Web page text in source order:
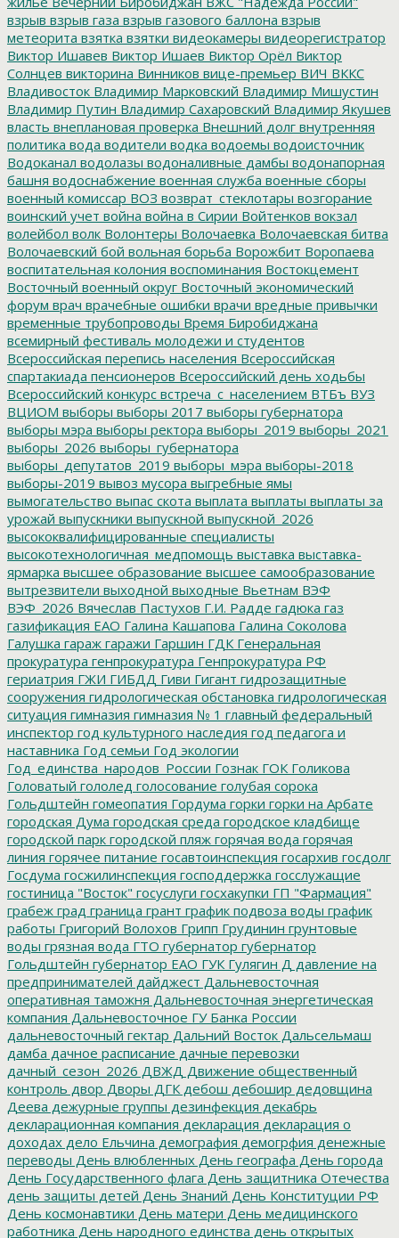
взрыв взрыв газа взрыв газового баллона взрыв
метеорита взятка взятки видеокамеры видеорегистратор
Виктор Ишавев Виктор Ишаев Виктор Орёл Виктор
Солнцев викторина Винников вице-премьер ВИЧ ВККС
Владивосток Владимир Марковский Владимир Мишустин
Владимир Путин Владимир Сахаровский Владимир Якушев
власть внеплановая проверка Внешний долг внутренняя
политика вода водители водка водоемы водоисточник
Водоканал водолазы водоналивные дамбы водонапорная
башня водоснабжение военная служба военные сборы
военный комиссар ВОЗ возврат_стеклотары возгорание
воинский учет война война в Сирии Войтенков вокзал
волейбол волк Волонтеры Волочаевка Волочаевская битва
Волочаевский бой вольная борьба Ворожбит Воропаева
воспитательная колония воспоминания Востокцемент
Восточный военный округ Восточный экономический
форум врач врачебные ошибки врачи вредные привычки
временные трубопроводы Время Биробиджана
всемирный фестиваль молодежи и студентов
Всероссийская перепись населения Всероссийская
спартакиада пенсионеров Всероссийский день ходьбы
Всероссийский конкурс встреча_с_населением ВТБъ ВУЗ
ВЦИОМ выборы выборы 2017 выборы губернатора
выборы мэра выборы ректора выборы_2019 выборы_2021
выборы_2026 выборы_губернатора
выборы_депутатов_2019 выборы_мэра выборы-2018
выборы-2019 вывоз мусора выгребные ямы
вымогательство выпас скота выплата выплаты выплаты за
урожай выпускники выпускной выпускной_2026
высококвалифицированные специалисты
высокотехнологичная_медпомощь выставка выставка-
ярмарка высшее образование высшее самообразование
вытрезвители выходной выходные Вьетнам ВЭФ
ВЭФ_2026 Вячеслав Пастухов Г.И. Радде гадюка газ
газификация ЕАО Галина Кашапова Галина Соколова
Галушка гараж гаражи Гаршин ГДК Генеральная
прокуратура генпрокуратура Генпрокуратура РФ
гериатрия ГЖИ ГИБДД Гиви Гигант гидрозащитные
сооружения гидрологическая обстановка гидрологическая
ситуация гимназия гимназия № 1 главный федеральный
инспектор год культурного наследия год педагога и
наставника Год семьи Год экологии
Год_единства_народов_России Гознак ГОК Голикова
Головатый гололед голосование голубая сорока
Гольдштейн гомеопатия Гордума горки горки на Арбате
городская Дума городская среда городское кладбище
городской парк городской пляж горячая вода горячая
линия горячее питание госавтоинспекция госархив госдолг
Госдума госжилинспекция господдержка госслужащие
гостиница "Восток" госуслуги госхакупки ГП "Фармация"
грабеж град граница грант график подвоза воды график
работы Григорий Волохов Грипп Грудинин грунтовые
воды грязная вода ГТО губернатор губернатор
Гольдштейн губернатор ЕАО ГУК Гулягин Д давление на
предпринимателей дайджест Дальневосточная
оперативная таможня Дальневосточная энергетическая
компания Дальневосточное ГУ Банка России
дальневосточный гектар Дальний Восток Дальсельмаш
дамба дачное расписание дачные перевозки
дачный_сезон_2026 ДВЖД Движение общественный
контроль двор Дворы ДГК дебош дебошир дедовщина
Деева дежурные группы дезинфекция декабрь
декларационная компания декларация декларация о
доходах дело Ельчина демография демогрфия денежные
переводы День влюбленных День географа День города
День Государственного флага День защитника Отечества
день защиты детей День Знаний День Конституции РФ
День космонавтики День матери День медицинского
работника День народного единства день открытых